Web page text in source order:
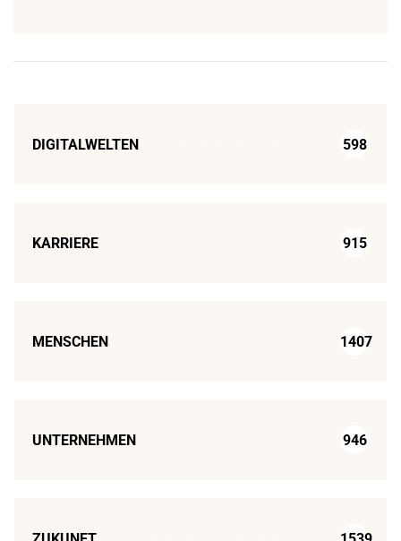
DIGITALWELTEN 598
KARRIERE 915
MENSCHEN 1407
UNTERNEHMEN 946